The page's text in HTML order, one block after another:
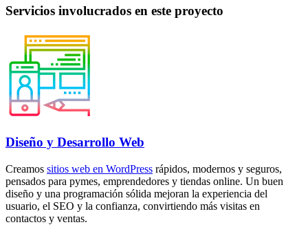
Servicios involucrados en este proyecto
Diseño y Desarrollo Web
Creamos sitios web en WordPress rápidos, modernos y seguros,
pensados para pymes, emprendedores y tiendas online. Un buen
diseño y una programación sólida mejoran la experiencia del
usuario, el SEO y la confianza, convirtiendo más visitas en
contactos y ventas.